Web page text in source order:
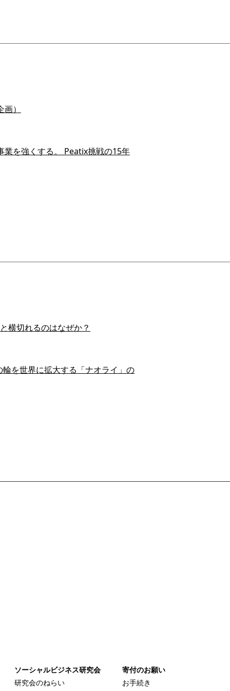
）
業を強くする。 Peatix挑戦の15年
横切れるのはなぜか？
を世界に拡大する「ナオライ」の
ソーシャルビジネス研究会
研究会のねらい
寄付のお願い
お手続き